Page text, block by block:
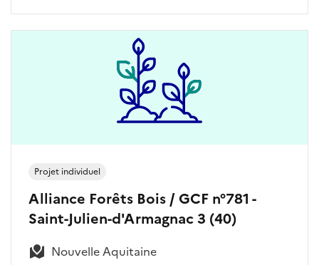
Alliance Forêts Bois / GCF n°781 -
Saint-Julien-d'Armagnac 3 (40)
Nouvelle Aquitaine
Projet individuel